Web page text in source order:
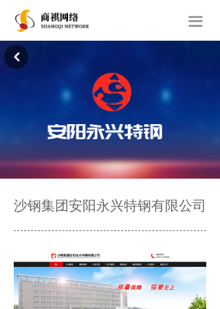
끀
首页
关于我们
新闻动态
联系我们
沙钢集团安阳永兴特钢有限公司
낒